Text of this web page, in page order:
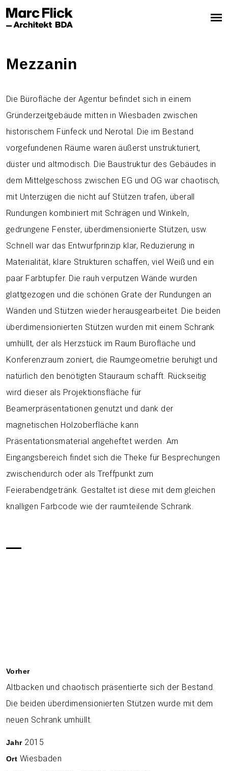
Mezzanin
Die Bürofläche der Agentur befindet sich in einem
Gründerzeitgebäude mitten in Wiesbaden zwischen
historischem Fünfeck und Nerotal. Die im Bestand
vorgefundenen Räume waren äußerst unstrukturiert,
düster und altmodisch. Die Baustruktur des Gebäudes in
dem Mittelgeschoss zwischen EG und OG war chaotisch,
mit Unterzügen die nicht auf Stützen trafen, überall
Rundungen kombiniert mit Schrägen und Winkeln,
gedrungene Fenster, überdimensionierte Stützen, usw.
Schnell war das Entwurfprinzip klar, Reduzierung in
Materialität, klare Strukturen schaffen, viel Weiß und ein
paar Farbtupfer. Die rauh verputzen Wände wurden
glattgezogen und die schönen Grate der Rundungen an
Wänden und Stützen wieder herausgearbeitet. Die beiden
überdimensionierten Stützen wurden mit einem Schrank
umhüllt, der als Herzstück im Raum Bürofläche und
Konferenzraum zoniert, die Raumgeometrie beruhigt und
natürlich den benötigten Stauraum schafft. Rückseitig
wird dieser als Projektionsfläche für
Beamerpräsentationen genutzt und dank der
magnetischen Holzoberfläche kann
Präsentationsmaterial angeheftet werden. Am
Eingangsbereich findet sich die Theke für Besprechungen
zwischendurch oder als Treffpunkt zum
Feierabendgetränk. Gestaltet ist diese mit dem gleichen
knalligen Farbcode wie der raumteilende Schrank.
Vorher
Altbacken und chaotisch präsentierte sich der Bestand.
Die beiden überdimensionierten Stützen wurde mit dem
neuen Schrank umhüllt.
Jahr2015
Ort Wiesbaden